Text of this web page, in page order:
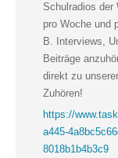
Schulradios der
pro Woche und
B. Interviews,
Beiträge
direkt zu
Zuhören!
https://
a445-
8018b1b4b3c9